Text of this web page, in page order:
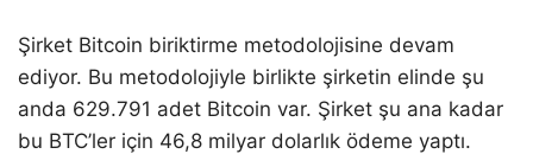
Şirket Bitcoin biriktirme metodolojisine devam
ediyor. Bu metodolojiyle birlikte şirketin elinde şu
anda 629.791 adet Bitcoin var. Şirket şu ana kadar
bu BTC’ler için 46,8 milyar dolarlık ödeme yaptı.